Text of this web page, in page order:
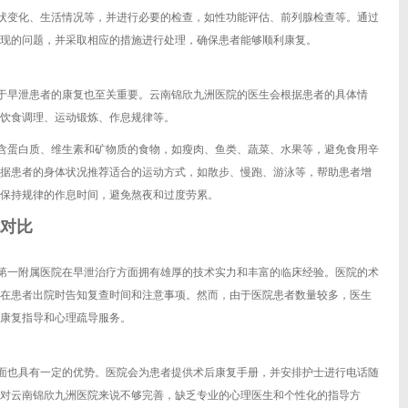
变化、生活情况等，并进行必要的检查，如性功能评估、前列腺检查等。通过
的问题，并采取相应的措施进行处理，确保患者能够顺利康复。
早泄患者的康复也至关重要。云南锦欣九洲医院的医生会根据患者的具体情
食调理、运动锻炼、作息规律等。
蛋白质、维生素和矿物质的食物，如瘦肉、鱼类、蔬菜、水果等，避免食用辛
患者的身体状况推荐适合的运动方式，如散步、慢跑、游泳等，帮助患者增
持规律的作息时间，避免熬夜和过度劳累。
比
一附属医院在早泄治疗方面拥有雄厚的技术实力和丰富的临床经验。医院的术
患者出院时告知复查时间和注意事项。然而，由于医院患者数量较多，医生
复指导和心理疏导服务。
也具有一定的优势。医院会为患者提供术后康复手册，并安排护士进行电话随
云南锦欣九洲医院来说不够完善，缺乏专业的心理医生和个性化的指导方